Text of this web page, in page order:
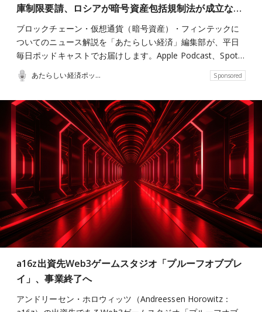
庫制限要請、ロシアが暗号資産包括規制法が成立な…
ブロックチェーン・仮想通貨（暗号資産）・フィンテックに
ついてのニュース解説を「あたらしい経済」編集部が、平日
毎日ポッドキャストでお届けします。Apple Podcast、Spot…
あたらしい経済ポッドキャスト Sponsored
a16z出資先Web3ゲームスタジオ「プルーフオブプレ
イ」、事業終了へ
アンドリーセン・ホロウィッツ（Andreessen Horowitz：